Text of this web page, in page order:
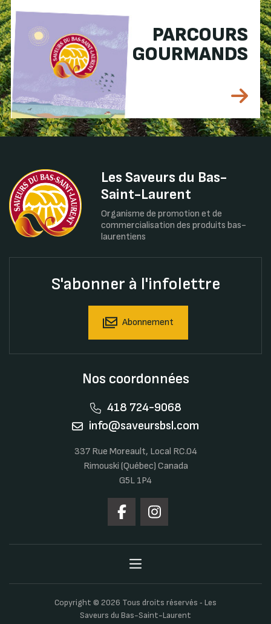
PARCOURS
GOURMANDS
Les Saveurs du Bas-
Saint-Laurent
Organisme de promotion et de
commercialisation des produits bas-
laurentiens
S'abonner à l'infolettre
Abonnement
Nos coordonnées
418 724-9068
info@saveursbsl.com
337 Rue Moreault, Local RC.04
Rimouski (Québec) Canada
G5L 1P4
Copyright © 2026 Tous droits réservés ‐ Les
Saveurs du Bas-Saint-Laurent